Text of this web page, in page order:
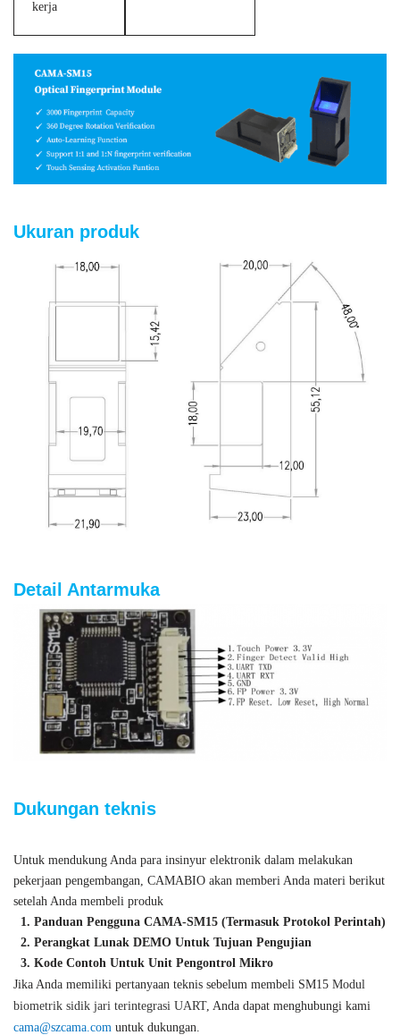
kerja
Ukuran produk
Detail Antarmuka
Dukungan teknis
Untuk mendukung Anda para insinyur elektronik dalam melakukan
pekerjaan pengembangan, CAMABIO akan memberi Anda materi berikut
setelah Anda membeli produk
1. Panduan Pengguna CAMA-SM15 (Termasuk Protokol Perintah)
2. Perangkat Lunak DEMO Untuk Tujuan Pengujian
3. Kode Contoh Untuk Unit Pengontrol Mikro
Jika Anda memiliki pertanyaan teknis sebelum membeli SM15 Modul
biometrik sidik jari terintegrasi UART, Anda dapat menghubungi kami
cama@szcama.com untuk dukungan.